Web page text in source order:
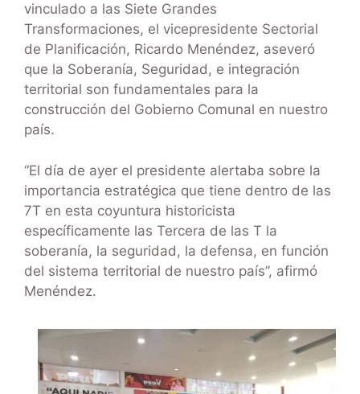
vinculado a las Siete Grandes
Transformaciones, el vicepresidente Sectorial
de Planificación, Ricardo Menéndez, aseveró
que la Soberanía, Seguridad, e integración
territorial son fundamentales para la
construcción del Gobierno Comunal en nuestro
país.
“El día de ayer el presidente alertaba sobre la
importancia estratégica que tiene dentro de las
7T en esta coyuntura historicista
específicamente las Tercera de las T la
soberanía, la seguridad, la defensa, en función
del sistema territorial de nuestro país”, afirmó
Menéndez.